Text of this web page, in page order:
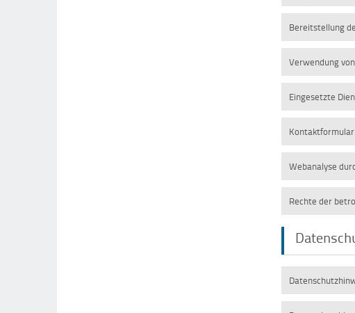
Bereitstellung
Verwendung
Eingesetzte
Webanalyse
Rechte der